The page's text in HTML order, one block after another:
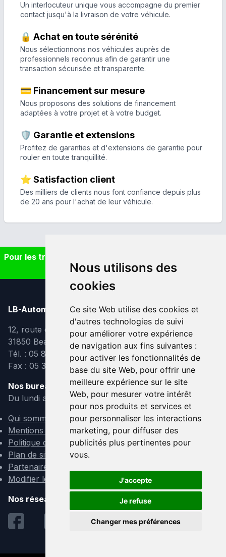
Nous utilisons des
cookies
Ce site Web utilise des cookies et
d'autres technologies de suivi
pour améliorer votre expérience
de navigation aux fins suivantes :
pour activer les fonctionnalités de
base du site Web, pour offrir une
meilleure expérience sur le site
Web, pour mesurer votre intérêt
pour nos produits et services et
pour personnaliser les interactions
marketing, pour diffuser des
publicités plus pertinentes pour
vous.
J'accepte
Je refuse
Changer mes préférences
Un interlocuteur unique vous accompagne du premier
contact jusqu'à la livraison de votre véhicule.
🔒 Achat en toute sérénité
Nous sélectionnons nos véhicules auprès de
professionnels reconnus afin de garantir une
transaction sécurisée et transparente.
💳 Financement sur mesure
Nous proposons des solutions de financement
adaptées à votre projet et à votre budget.
🛡️ Garantie et extensions
Profitez de garanties et d'extensions de garantie pour
rouler en toute tranquillité.
⭐ Satisfaction client
Des milliers de clients nous font confiance depuis plus
de 20 ans pour l'achat de leur véhicule.
Pour les trajets courts, privilégiez la marche ou le vélo
#SeDéplacerMoinsPolluer
LB-Automobiles.com
12, route de Lavaur
31850 Beaupuy
Tél. : 05 82 95 39 40
Fax : 05 31 08 10 91
Nos bureaux sont ouverts :
Du lundi au vendredi de 9h à 12h et de 14h à 18h
Qui sommes-nous ?
Mentions légales
Politique de confidentialité
Plan de site
Partenaires
Modifier les cookies
Nos réseaux sociaux :